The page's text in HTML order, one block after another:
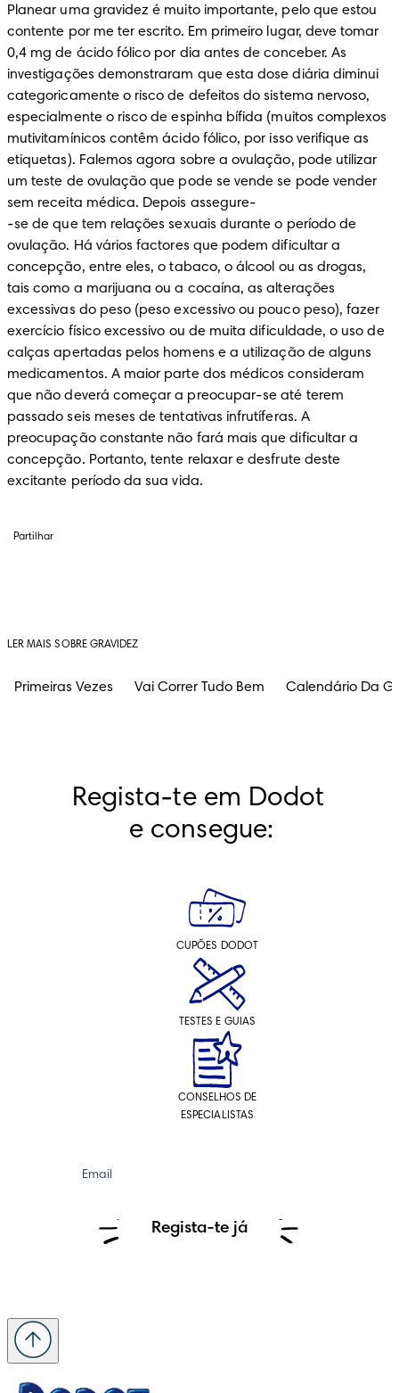
Planear uma gravidez é muito importante, pelo que estou
contente por me ter escrito. Em primeiro lugar, deve tomar
0,4 mg de ácido fólico por dia antes de conceber. As
investigações demonstraram que esta dose diária diminui
categoricamente o risco de defeitos do sistema nervoso,
especialmente o risco de espinha bífida (muitos complexos
mutivitamínicos contêm ácido fólico, por isso verifique as
etiquetas). Falemos agora sobre a ovulação, pode utilizar
um teste de ovulação que pode se vende se pode vender
sem receita médica. Depois assegure-
-se de que tem relações sexuais durante o período de
ovulação. Há vários factores que podem dificultar a
concepção, entre eles, o tabaco, o álcool ou as drogas,
tais como a marijuana ou a cocaína, as alterações
excessivas do peso (peso excessivo ou pouco peso), fazer
exercício físico excessivo ou de muita dificuldade, o uso de
calças apertadas pelos homens e a utilização de alguns
medicamentos. A maior parte dos médicos consideram
que não deverá começar a preocupar-se até terem
passado seis meses de tentativas infrutíferas. A
preocupação constante não fará mais que dificultar a
concepção. Portanto, tente relaxar e desfrute deste
excitante período da sua vida.
Partilhar
LER MAIS SOBRE GRAVIDEZ
Primeiras Vezes Vai Correr Tudo Bem Calendário Da
Regista-te em Dodot
e consegue:
CUPÕES DODOT
TESTES E GUIAS
CONSELHOS DE
ESPECIALISTAS
Email
Regista-te já